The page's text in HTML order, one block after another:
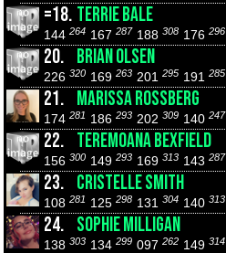
=18. TERRIE BALE
144 264 167 287 188 308 176 296
20. BRIAN OLSEN
226 320 169 263 201 295 191 285
21. MARISSA ROSSBERG
174 281 186 293 202 309 140 247
22. TEREMOANA BEXFIELD
156 300 149 293 169 313 143 287
23. CRISTELLE SMITH
108 281 125 298 131 304 140 313
24. SOPHIE MILLIGAN
138 303 134 299 097 262 149 314